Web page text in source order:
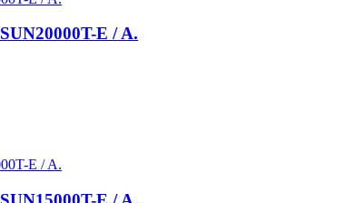
ئۈچ باسقۇچلۇق بارلىق ئېنېرگىيە ساقلاش سىستېمىسى SUN20000T-E / A.